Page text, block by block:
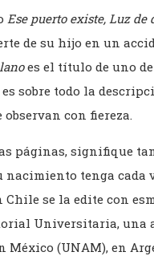
Ese puerto existe, Luz
de su hijo en un
es el título de uno de
sobre todo la
con fiereza.
páginas, signifique
tenga cada
Chile se la edite con
Universitaria,
(UNAM), en